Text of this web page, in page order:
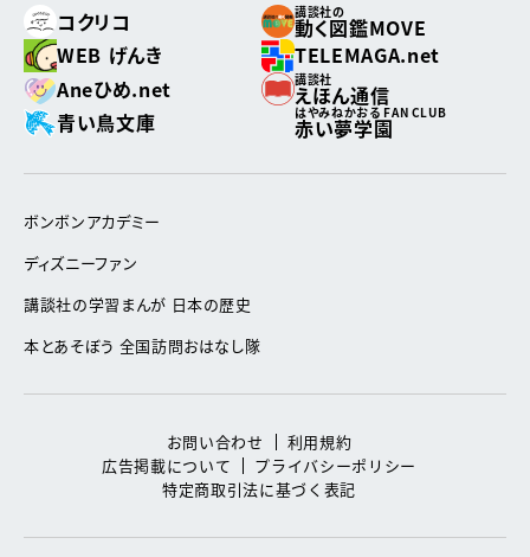
コクリコ
講談社の
動く図鑑MOVE
WEB げんき
TELEMAGA.net
Aneひめ.net
講談社
えほん通信
青い鳥文庫
はやみねかおる FAN CLUB
赤い夢学園
ボンボンアカデミー
ディズニーファン
講談社の学習まんが 日本の歴史
本とあそぼう 全国訪問おはなし隊
お問い合わせ
利用規約
広告掲載について
プライバシーポリシー
特定商取引法に基づく表記